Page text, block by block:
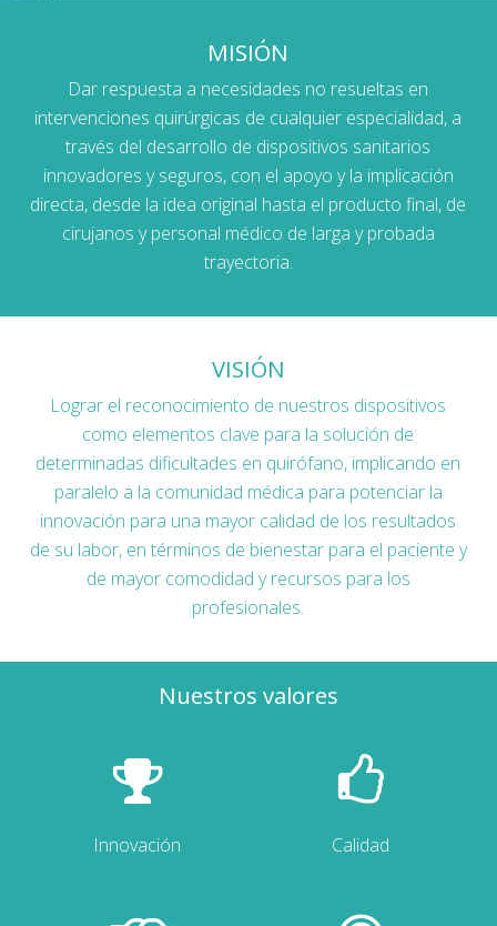
MISIÓN
Dar respuesta a necesidades no resueltas en
intervenciones quirúrgicas de cualquier especialidad, a
través del desarrollo de dispositivos sanitarios
innovadores y seguros, con el apoyo y la implicación
directa, desde la idea original hasta el producto final, de
cirujanos y personal médico de larga y probada
trayectoria.
VISIÓN
Lograr el reconocimiento de nuestros dispositivos
como elementos clave para la solución de
determinadas dificultades en quirófano, implicando en
paralelo a la comunidad médica para potenciar la
innovación para una mayor calidad de los resultados
de su labor, en términos de bienestar para el paciente y
de mayor comodidad y recursos para los
profesionales.
Nuestros valores
Innovación Calidad